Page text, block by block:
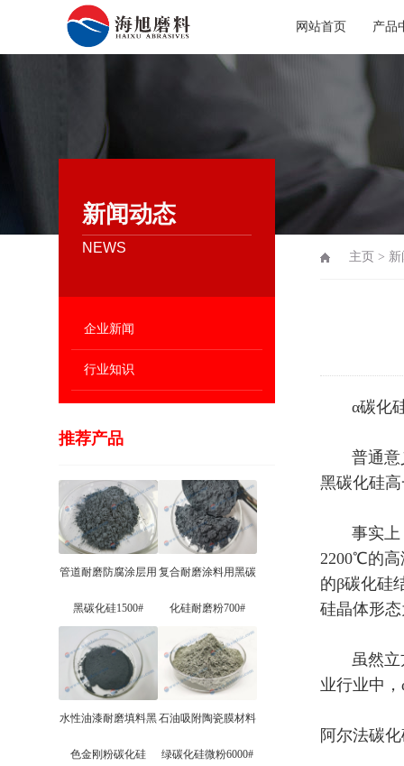
网站首页 产品
新闻动态
NEWS
企业新闻
行业知识
推荐产品
管道耐磨防腐涂层用
黑碳化硅1500#
复合耐磨涂料用黑碳
化硅耐磨粉700#
水性油漆耐磨填料黑
色金刚粉碳化硅
石油吸附陶瓷膜材料
绿碳化硅微粉6000#
主页 >
α碳化硅
普通意义
黑碳化硅
事实上，
2200℃的高
的β碳化硅
硅晶体形
虽然立方
业行业中
阿尔法碳